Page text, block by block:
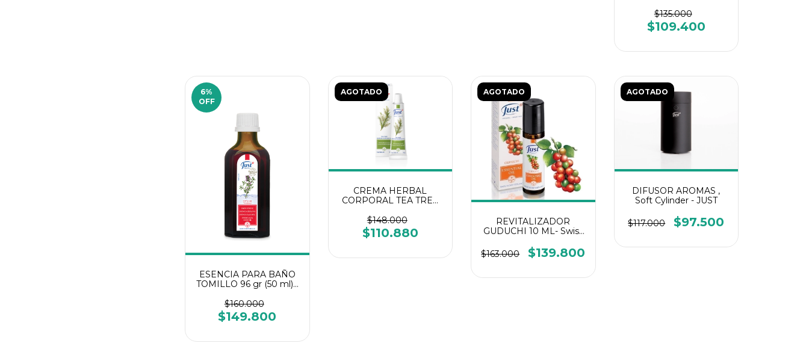
$135.000
$109.400
6%
OFF
ESENCIA PARA BAÑO
TOMILLO 96 gr (50 ml) -
$160.000
$149.800
AGOTADO
CREMA HERBAL
CORPORAL TEA TREE
Swiss Just
$148.000
$110.880
AGOTADO
REVITALIZADOR
GUDUCHI 10 ML- Swiss
$163.000
$139.800
AGOTADO
DIFUSOR AROMAS ,
Soft Cylinder - JUST
$117.000 $97.500